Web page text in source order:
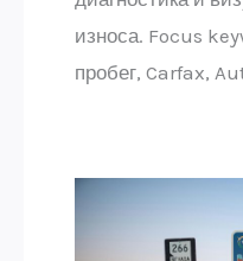
износа. Focus
пробег, Carfax,